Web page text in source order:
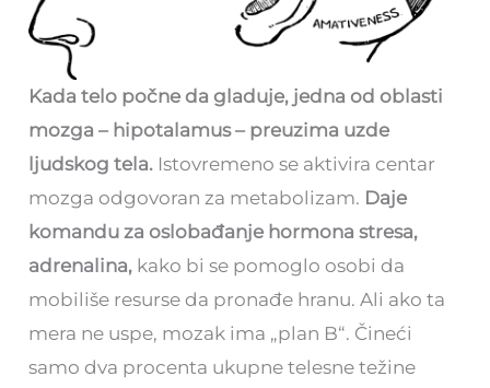
Kada telo počne da gladuje, jedna od oblasti
mozga – hipotalamus – preuzima uzde
ljudskog tela. Istovremeno se aktivira centar
mozga odgovoran za metabolizam. Daje
komandu za oslobađanje hormona stresa,
adrenalina, kako bi se pomoglo osobi da
mobiliše resurse da pronađe hranu. Ali ako ta
mera ne uspe, mozak ima „plan B“. Čineći
samo dva procenta ukupne telesne težine